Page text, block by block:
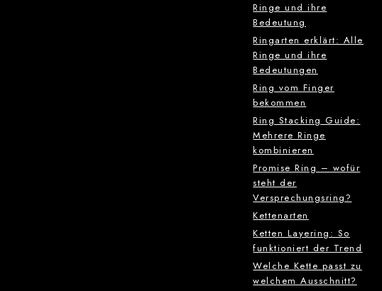
Ringe und ihre
Bedeutung
Ringarten erklärt: Alle
Ringe und ihre
Bedeutungen
Ring vom Finger
bekommen
Ring Stacking Guide:
Mehrere Ringe
kombinieren
Promise Ring – wofür
steht der
Versprechungsring?
Kettenarten
Ketten Layering: So
funktioniert der Trend
Welche Kette passt zu
welchem Ausschnitt?